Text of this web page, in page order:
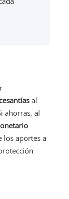
al
ahorras, al
los aportes a